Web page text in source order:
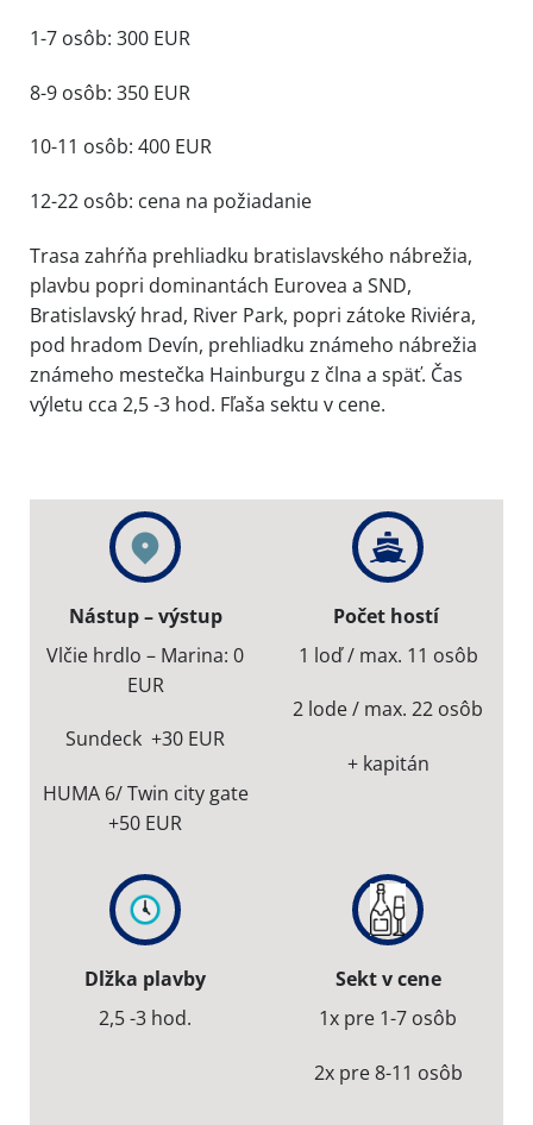
1-7 osôb: 300 EUR
8-9 osôb: 350 EUR
10-11 osôb: 400 EUR
12-22 osôb: cena na požiadanie
Trasa zahŕňa prehliadku bratislavského nábrežia,
plavbu popri dominantách Eurovea a SND,
Bratislavský hrad, River Park, popri zátoke Riviéra,
pod hradom Devín, prehliadku známeho nábrežia
známeho mestečka Hainburgu z člna a späť. Čas
výletu cca 2,5 -3 hod. Fľaša sektu v cene.
Nástup – výstup
Vlčie hrdlo – Marina: 0
EUR
Sundeck +30 EUR
HUMA 6/ Twin city gate
+50 EUR
Počet hostí
1 loď / max. 11 osôb
2 lode / max. 22 osôb
+ kapitán
Dlžka plavby
2,5 -3 hod.
Sekt v cene
1x pre 1-7 osôb
2x pre 8-11 osôb